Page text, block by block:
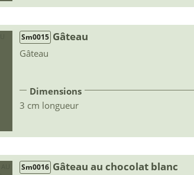
Sm0015 Gâteau
Gâteau
Dimensions
3 cm longueur
Sm0016 Gâteau au chocolat blanc